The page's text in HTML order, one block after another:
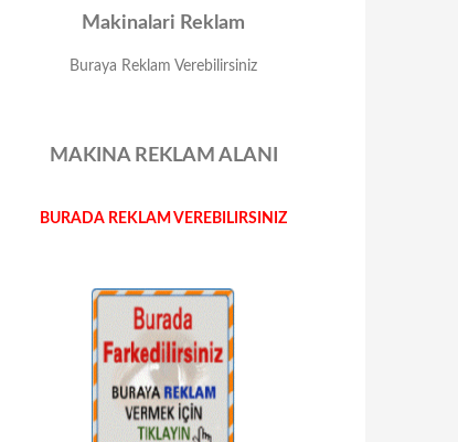
Makinalari Reklam
Buraya Reklam Verebilirsiniz
MAKINA REKLAM ALANI
BURADA REKLAM VEREBILIRSINIZ